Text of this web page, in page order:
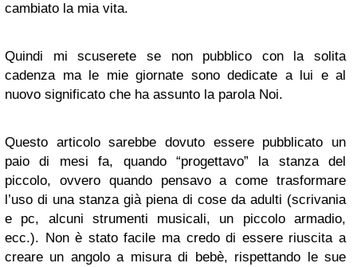
cambiato la mia vita.
Quindi mi scuserete se non pubblico con la solita
cadenza ma le mie giornate sono dedicate a lui e al
nuovo significato che ha assunto la parola Noi.
Questo articolo sarebbe dovuto essere pubblicato un
paio di mesi fa, quando “progettavo” la stanza del
piccolo, ovvero quando pensavo a come trasformare
l’uso di una stanza già piena di cose da adulti (scrivania
e pc, alcuni strumenti musicali, un piccolo armadio,
ecc.). Non è stato facile ma credo di essere riuscita a
creare un angolo a misura di bebè, rispettando le sue